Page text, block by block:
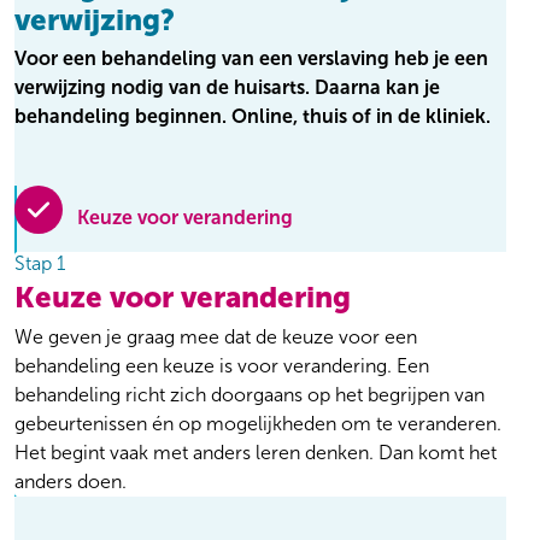
verwijzing?
Voor een behandeling van een verslaving heb je een
verwijzing nodig van de huisarts. Daarna kan je
behandeling beginnen. Online, thuis of in de kliniek.
Keuze voor verandering
Keuze voor verandering
Stap 1
We geven je graag mee dat de keuze voor een
behandeling een keuze is voor verandering. Een
behandeling richt zich doorgaans op het begrijpen van
gebeurtenissen én op mogelijkheden om te veranderen.
Het begint vaak met anders leren denken. Dan komt het
anders doen.